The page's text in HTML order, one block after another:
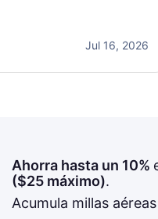
alternative flight
support andJul 16, 2026
Ahorra hasta un 10%
($25máximo).
Acumula millas